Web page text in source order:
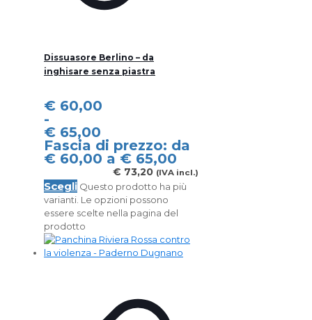
Dissuasore Berlino – da
inghisare senza piastra
€ 60,00
-
€ 65,00
Fascia di prezzo: da
€ 60,00 a € 65,00
€ 73,20 (IVA incl.)
Scegli Questo prodotto ha più
varianti. Le opzioni possono
essere scelte nella pagina del
prodotto